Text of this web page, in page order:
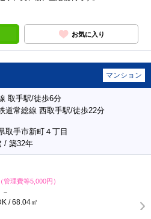
お気に入り
マンション
取手駅/徒歩6分
道常総線 西取手駅/徒歩22分
取手市新町４丁目
/ 築32年
（管理費等5,000円）
/ 68.04㎡